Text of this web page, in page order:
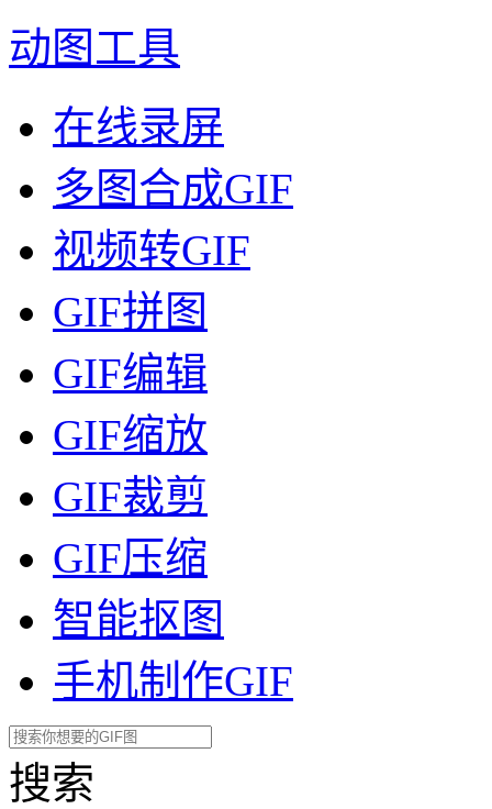
动图工具
在线录屏
多图合成GIF
视频转GIF
GIF拼图
GIF编辑
GIF缩放
GIF裁剪
GIF压缩
智能抠图
手机制作GIF
搜索